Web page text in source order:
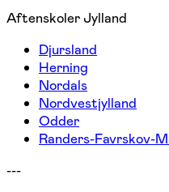
Aftenskoler Jylland
Djursland
Herning
Nordals
Nordvestjylland
Odder
Randers-Favrskov-
---